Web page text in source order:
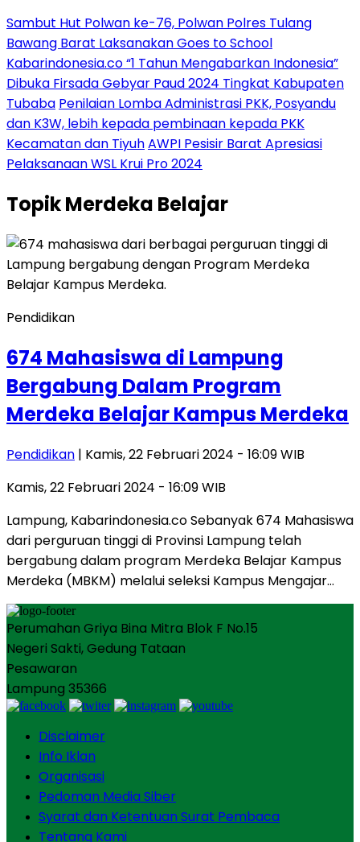
Sambut Hut Polwan ke-76, Polwan Polres Tulang
Bawang Barat Laksanakan Goes to School
Kabarindonesia.co “1 Tahun Mengabarkan Indonesia”
Dibuka Firsada Gebyar Paud 2024 Tingkat Kabupaten
Tubaba Penilaian Lomba Administrasi PKK, Posyandu
dan K3W, lebih kepada pembinaan kepada PKK
Kecamatan dan TiyuhAWPI Pesisir Barat Apresiasi
Pelaksanaan WSL Krui Pro 2024
TopikMerdeka Belajar
Pendidikan
674 Mahasiswa di Lampung
Bergabung Dalam Program
Merdeka Belajar Kampus Merdeka
Pendidikan | Kamis, 22 Februari 2024 - 16:09 WIB
Kamis, 22 Februari 2024 - 16:09 WIB
Lampung, Kabarindonesia.co Sebanyak 674 Mahasiswa
dari perguruan tinggi di Provinsi Lampung telah
bergabung dalam program Merdeka Belajar Kampus
Merdeka (MBKM) melalui seleksi Kampus Mengajar…
Perumahan Griya Bina Mitra Blok F No.15
Negeri Sakti, Gedung Tataan
Pesawaran
Lampung 35366
Disclaimer
Info Iklan
Organisasi
Pedoman Media Siber
Syarat dan Ketentuan Surat Pembaca
Tentang Kami